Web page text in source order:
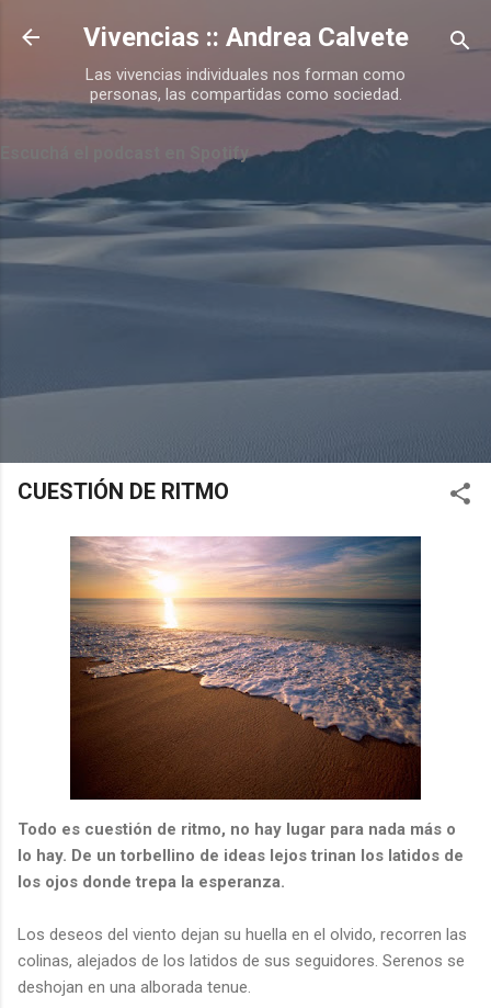
Ir al contenido principal
Vivencias :: Andrea Calvete
Las vivencias individuales nos forman como
personas, las compartidas como sociedad.
Escuchá el podcast en Spotify
CUESTIÓN DE RITMO
Todo es cuestión de ritmo, no hay lugar para nada más o
lo hay. De un torbellino de ideas lejos trinan los latidos de
los ojos donde trepa la esperanza.
Los deseos del viento dejan su huella en el olvido, recorren las
colinas, alejados de los latidos de sus seguidores. Serenos se
deshojan en una alborada tenue.